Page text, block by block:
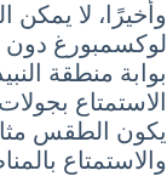
وأخيرًا، لا
لوكسمبورغ دون
بوابة منطقة
الاستمتاع
يكون الطقس
والاستمتاع